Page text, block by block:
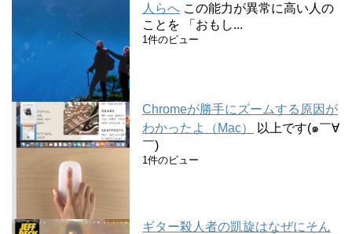
人らへ この能力が異常に高い人の
ことを 「おもし...
1件のビュー
Chromeが勝手にズームする原因が
わかったよ（Mac）
以上です(๑￣∀
￣)
1件のビュー
ギター殺人者の凱旋はなぜにそん